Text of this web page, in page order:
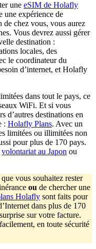
une eSIM de Holafly
une expérience de
chez vous, vous aurez
Vous devrez aussi gérer
destination :
locales, des
le coordinateur du
d’internet, et Holafly
dans tout le pays, ce
WiFi. Et si vous
d’autres destinations en
: Holafly Plans. Avec un
limitées ou illimitées non
pour plus de 170 pays.
volontariat au Japon ou
vous souhaitez rester
ou de chercher une
Holafly sont faits pour
dans plus de 170
sur votre facture.
en toute sécurité